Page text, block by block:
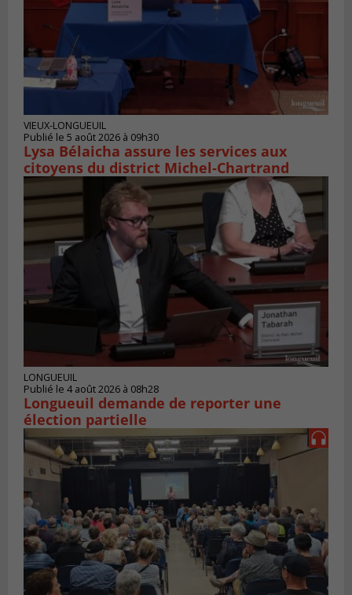
VIEUX-LONGUEUIL
Publié le 5 août 2026 à 09h30
Lysa Bélaicha assure les services aux
citoyens du district Michel‑Chartrand
LONGUEUIL
Publié le 4 août 2026 à 08h28
Longueuil demande de reporter une
élection partielle